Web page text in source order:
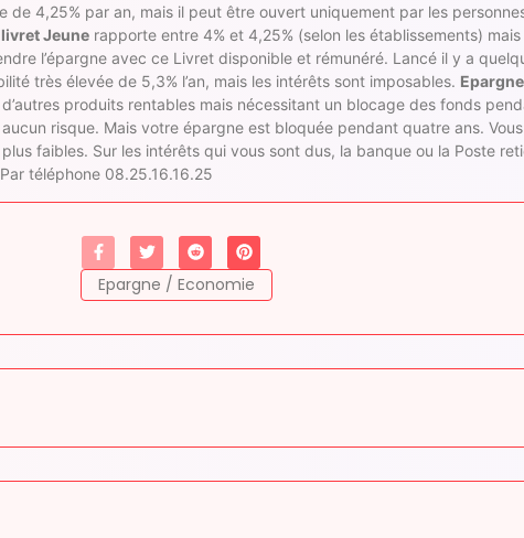
de 4,25% par an, mais il peut être ouvert uniquement par les
livret Jeune rapporte entre 4% et 4,25% (selon les établissements)
l’épargne avec ce Livret disponible et rémunéré. Lancé il y a
très élevée de 5,3% l’an, mais les intérêts sont imposables.
produits rentables mais nécessitant un blocage des fonds
risque. Mais votre épargne est bloquée pendant quatre ans.
faibles. Sur les intérêts qui vous sont dus, la banque ou la Poste
Par téléphone 08.25.16.16.25
Epargne / Economie